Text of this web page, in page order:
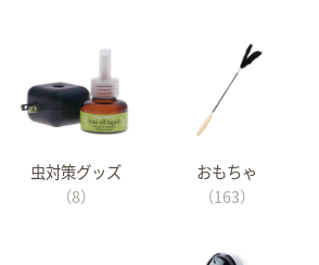
虫対策グッズ
（8）
おもちゃ
（163）